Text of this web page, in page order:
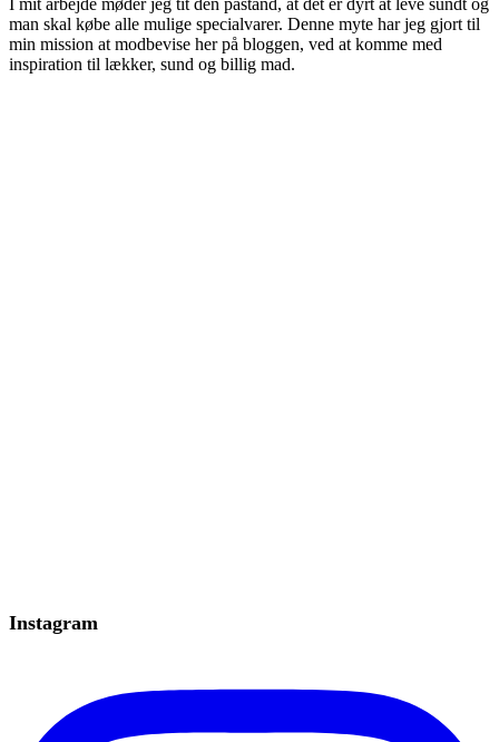
I mit arbejde møder jeg tit den påstand, at det er dyrt at leve sundt og
man skal købe alle mulige specialvarer. Denne myte har jeg gjort til
min mission at modbevise her på bloggen, ved at komme med
inspiration til lækker, sund og billig mad.
Instagram